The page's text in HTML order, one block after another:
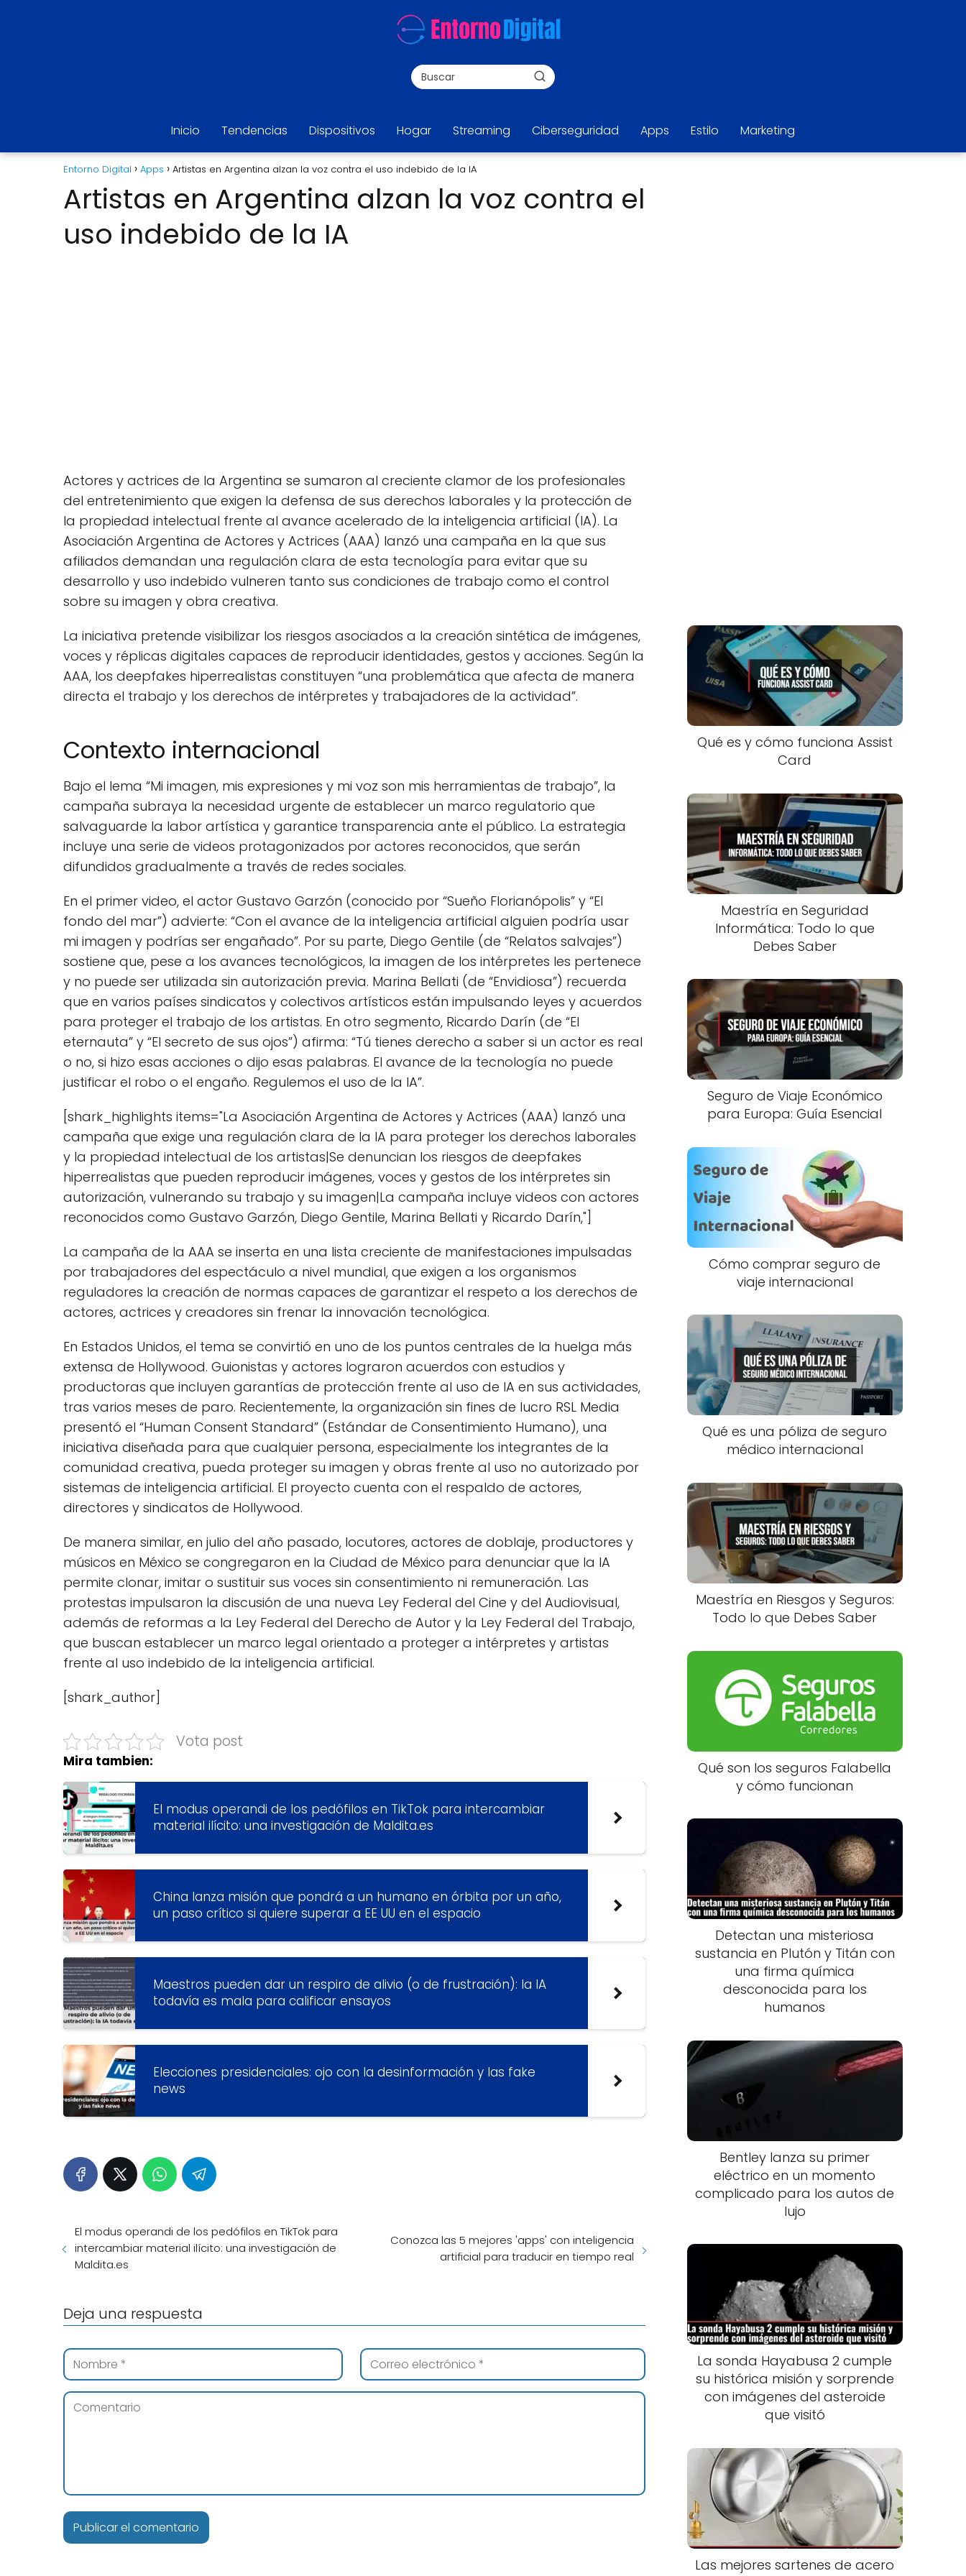
Inicio Tendencias Dispositivos Hogar Streaming Ciberseguridad Apps Estilo Marketing
Entorno Digital Apps Artistas en Argentina alzan la voz contra el uso indebido de la IA
Artistas en Argentina alzan la voz contra el
uso indebido de la IA
Actores y actrices de la Argentina se sumaron al creciente clamor de los profesionales
del entretenimiento que exigen la defensa de sus derechos laborales y la protección de
la propiedad intelectual frente al avance acelerado de la inteligencia artificial (IA). La
Asociación Argentina de Actores y Actrices (AAA) lanzó una campaña en la que sus
afiliados demandan una regulación clara de esta tecnología para evitar que su
desarrollo y uso indebido vulneren tanto sus condiciones de trabajo como el control
sobre su imagen y obra creativa.
La iniciativa pretende visibilizar los riesgos asociados a la creación sintética de imágenes,
voces y réplicas digitales capaces de reproducir identidades, gestos y acciones. Según la
AAA, los deepfakes hiperrealistas constituyen “una problemática que afecta de manera
directa el trabajo y los derechos de intérpretes y trabajadores de la actividad”.
Contexto internacional
Bajo el lema “Mi imagen, mis expresiones y mi voz son mis herramientas de trabajo”, la
campaña subraya la necesidad urgente de establecer un marco regulatorio que
salvaguarde la labor artística y garantice transparencia ante el público. La estrategia
incluye una serie de videos protagonizados por actores reconocidos, que serán
difundidos gradualmente a través de redes sociales.
En el primer video, el actor Gustavo Garzón (conocido por “Sueño Florianópolis” y “El
fondo del mar”) advierte: “Con el avance de la inteligencia artificial alguien podría usar
mi imagen y podrías ser engañado”. Por su parte, Diego Gentile (de “Relatos salvajes”)
sostiene que, pese a los avances tecnológicos, la imagen de los intérpretes les pertenece
y no puede ser utilizada sin autorización previa. Marina Bellati (de “Envidiosa”) recuerda
que en varios países sindicatos y colectivos artísticos están impulsando leyes y acuerdos
para proteger el trabajo de los artistas. En otro segmento, Ricardo Darín (de “El
eternauta” y “El secreto de sus ojos”) afirma: “Tú tienes derecho a saber si un actor es real
o no, si hizo esas acciones o dijo esas palabras. El avance de la tecnología no puede
justificar el robo o el engaño. Regulemos el uso de la IA”.
[shark_highlights items="La Asociación Argentina de Actores y Actrices (AAA) lanzó una
campaña que exige una regulación clara de la IA para proteger los derechos laborales
y la propiedad intelectual de los artistas|Se denuncian los riesgos de deepfakes
hiperrealistas que pueden reproducir imágenes, voces y gestos de los intérpretes sin
autorización, vulnerando su trabajo y su imagen|La campaña incluye videos con actores
reconocidos como Gustavo Garzón, Diego Gentile, Marina Bellati y Ricardo Darín,"]
La campaña de la AAA se inserta en una lista creciente de manifestaciones impulsadas
por trabajadores del espectáculo a nivel mundial, que exigen a los organismos
reguladores la creación de normas capaces de garantizar el respeto a los derechos de
actores, actrices y creadores sin frenar la innovación tecnológica.
En Estados Unidos, el tema se convirtió en uno de los puntos centrales de la huelga más
extensa de Hollywood. Guionistas y actores lograron acuerdos con estudios y
productoras que incluyen garantías de protección frente al uso de IA en sus actividades,
tras varios meses de paro. Recientemente, la organización sin fines de lucro RSL Media
presentó el “Human Consent Standard” (Estándar de Consentimiento Humano), una
iniciativa diseñada para que cualquier persona, especialmente los integrantes de la
comunidad creativa, pueda proteger su imagen y obras frente al uso no autorizado por
sistemas de inteligencia artificial. El proyecto cuenta con el respaldo de actores,
directores y sindicatos de Hollywood.
De manera similar, en julio del año pasado, locutores, actores de doblaje, productores y
músicos en México se congregaron en la Ciudad de México para denunciar que la IA
permite clonar, imitar o sustituir sus voces sin consentimiento ni remuneración. Las
protestas impulsaron la discusión de una nueva Ley Federal del Cine y del Audiovisual,
además de reformas a la Ley Federal del Derecho de Autor y la Ley Federal del Trabajo,
que buscan establecer un marco legal orientado a proteger a intérpretes y artistas
frente al uso indebido de la inteligencia artificial.
[shark_author]
Vota post
Mira tambien:
El modus operandi de los pedófilos en TikTok para intercambiar
material ilícito: una investigación de Maldita.es
China lanza misión que pondrá a un humano en órbita por un año,
un paso crítico si quiere superar a EE UU en el espacio
Maestros pueden dar un respiro de alivio (o de frustración): la IA
todavía es mala para calificar ensayos
Elecciones presidenciales: ojo con la desinformación y las fake
news
El modus operandi de los pedófilos en TikTok para
intercambiar material ilícito: una investigación de
Maldita.es
Conozca las 5 mejores 'apps' con inteligencia
artificial para traducir en tiempo real
Deja una respuesta
Qué es y cómo funciona Assist
Card
Maestría en Seguridad
Informática: Todo lo que
Debes Saber
Seguro de Viaje Económico
para Europa: Guía Esencial
Cómo comprar seguro de
viaje internacional
Qué es una póliza de seguro
médico internacional
Maestría en Riesgos y Seguros:
Todo lo que Debes Saber
Qué son los seguros Falabella
y cómo funcionan
Detectan una misteriosa
sustancia en Plutón y Titán con
una firma química
desconocida para los
humanos
Bentley lanza su primer
eléctrico en un momento
complicado para los autos de
lujo
La sonda Hayabusa 2 cumple
su histórica misión y sorprende
con imágenes del asteroide
que visitó
Las mejores sartenes de acero